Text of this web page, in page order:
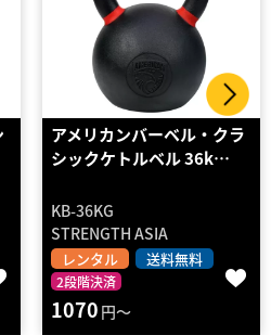
ソフトケトルベル ５ｋｇ
D7269
DANNO
レンタル 送料無料
2段階決済
190円～